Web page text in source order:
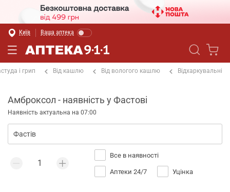
Київ Ваша аптека
і грип Від кашлю Від вологого кашлю Відхаркувальні
Амброксол - наявність у Фастові
Наявність актуальна на 07:00
Все в наявності
Аптеки 24/7 Уцінка